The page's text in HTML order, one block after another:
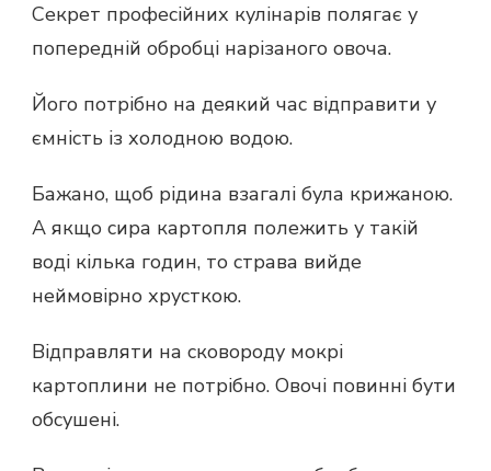
Секрет професійних кулінарів полягає у
попередній обробці нарізаного овоча.
Його потрібно на деякий час відправити у
ємність із холодною водою.
Бажано, щоб рідина взагалі була крижаною.
А якщо сира картопля полежить у такій
воді кілька годин, то страва вийде
неймовірно хрусткою.
Відправляти на сковороду мокрі
картоплини не потрібно. Овочі повинні бути
обсушені.